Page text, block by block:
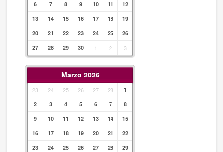
6
7 8 9 10 11
12
13
14 15 16 17 18
19
20
21 22 23 24 25
26
27
28 29 30 1 2 3
Marzo 2026
23 24 25 26 27 28
1
2
3 4 5 6 7
8
9
10 11 12 13 14
15
16
17 18 19 20 21
22
23
24 25 26 27 28
29